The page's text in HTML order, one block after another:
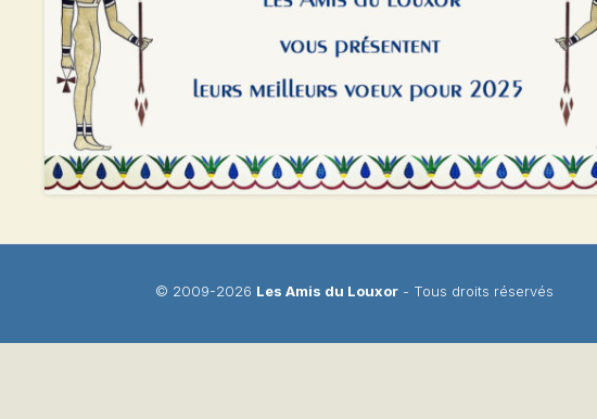
© 2009-2026 Les Amis du Louxor- Tous droits réservés